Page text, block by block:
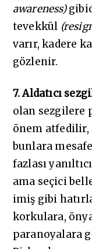
awareness)
tevekkül
varır, kadere
gözlenir.
7. Aldatıcı
olan sezgilere
önem
bunlara
fazlası
ama seçici
imiş gibi
korkulara,
paranoyalara